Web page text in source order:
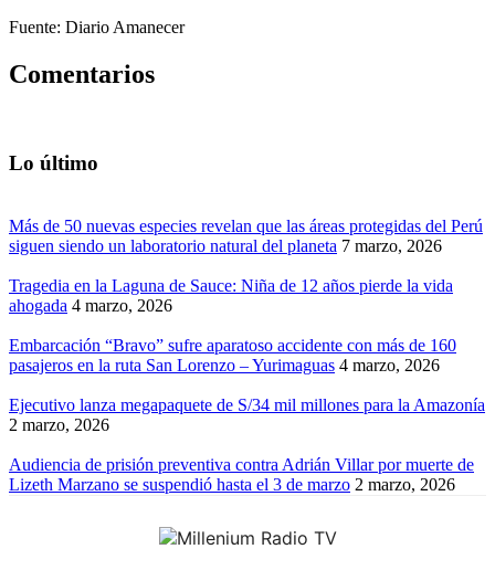
Fuente: Diario Amanecer
Comentarios
Lo último
Más de 50 nuevas especies revelan que las áreas protegidas del Perú
siguen siendo un laboratorio natural del planeta 7 marzo, 2026
Tragedia en la Laguna de Sauce: Niña de 12 años pierde la vida
ahogada 4 marzo, 2026
Embarcación “Bravo” sufre aparatoso accidente con más de 160
pasajeros en la ruta San Lorenzo – Yurimaguas 4 marzo, 2026
Ejecutivo lanza megapaquete de S/34 mil millones para la Amazonía
2 marzo, 2026
Audiencia de prisión preventiva contra Adrián Villar por muerte de
Lizeth Marzano se suspendió hasta el 3 de marzo 2 marzo, 2026